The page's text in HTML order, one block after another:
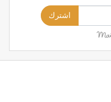
اشترك